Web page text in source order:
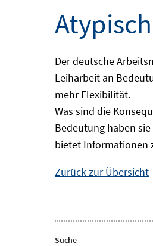
Der deutsche
Leiharbeit an
mehr Flexibilität.
Was sind die
Bedeutung haben
bietet Informationen
Zurück zur Übersicht
Suche